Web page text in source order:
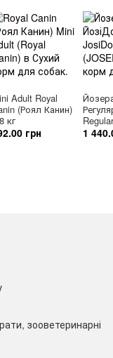
Adult Royal
(Роял Канин)
кг
грн
Regular
1
зооветеринарні